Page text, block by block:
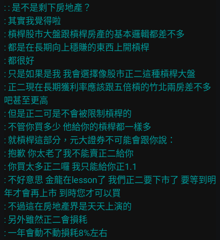
: : 是不是剩下房地產？
: 其實我覺得啦
: 槓桿股市大盤跟槓桿房產的基本邏輯都差不多
: 都是在長期向上穩賺的東西上開槓桿
: 都很好
: 只是如果是我 我會選擇像股市正二這種槓桿大盤
: 正二現在長期獲利率應該跟五倍槓的竹北兩房差不多
吧甚至更高
: 但是正二可是不會被限制槓桿的
: 不管你買多少 他給你的槓桿都一樣多
: 就槓桿這部分，元大證券不可能會跟你說：
: 抱歉 你太老了我不能賣正二給你
: 你買太多正二囉 我只能給你正1.1
: 不好意思 金龍在lesson了 我們正二要下市了 要等到明
年才會再上市 到時您才可以買
: 不過這在房地產界是天天上演的
: 另外雖然正二會損耗
: 一年會動不動損耗8%左右